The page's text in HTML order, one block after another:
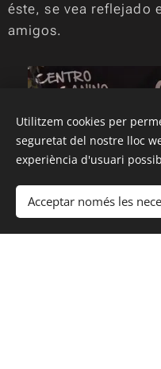
éste, se vea reflejado
amigos.
Contacta con
Utilitzem cookies per
seguretat del nostre lloc
experiència d'usuari
Acceptar només les